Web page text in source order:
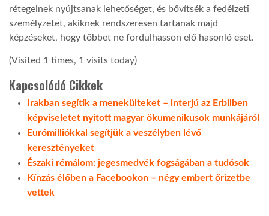
rétegeinek nyújtsanak lehetőséget, és bővítsék a fedélzeti
személyzetet, akiknek rendszeresen tartanak majd
képzéseket, hogy többet ne fordulhasson elő hasonló eset.
(Visited 1 times, 1 visits today)
Kapcsolódó Cikkek
Irakban segítik a menekülteket – interjú az Erbilben
képviseletet nyitott magyar ökumenikusok munkájáról
Eurómilliókkal segítjük a veszélyben lévő
keresztényeket
Északi rémálom: jegesmedvék fogságában a tudósok
Kínzás élőben a Facebookon – négy embert őrizetbe
vettek